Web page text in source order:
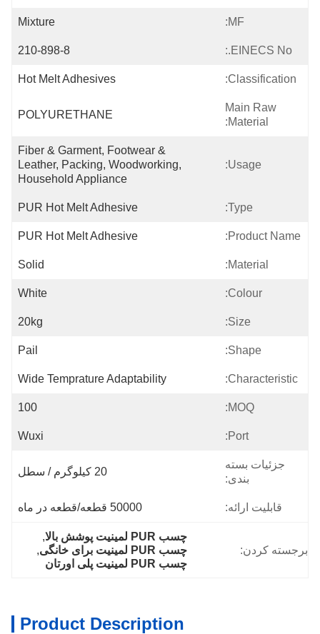
MF:
Mixture
EINECS No.:
210-898-8
Classification:
Hot Melt Adhesives
Main Raw
Material:
POLYURETHANE
Usage:
Fiber & Garment, Footwear &
Leather, Packing, Woodworking,
Household Appliance
Type:
PUR Hot Melt Adhesive
Product Name:
PUR Hot Melt Adhesive
Material:
Solid
Colour:
White
Size:
20kg
Shape:
Pail
Characteristic:
Wide Temprature Adaptability
MOQ:
100
Port:
Wuxi
جزئیات بسته
بندی:
20 کیلوگرم / سطل
قابلیت ارائه: 50000 قطعه/قطعه در ماه
برجسته کردن:
چسب PUR لمینیت پوشش بالا
,
چسب PUR لمینیت برای خانگی
,
چسب PUR لمینیت پلی اورتان
Product Description